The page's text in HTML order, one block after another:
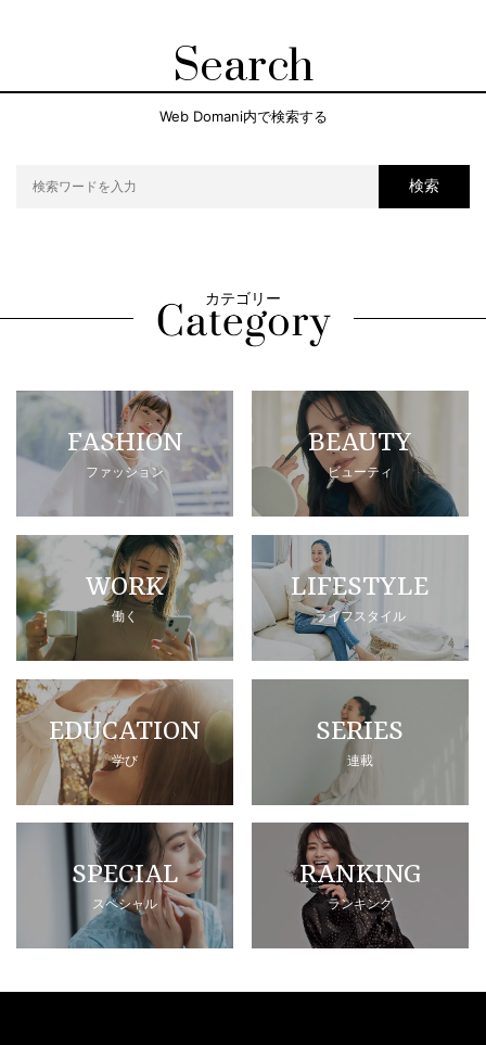
Search
Web Domani内で検索する
検索
カテゴリー
FASHION
ファッション
BEAUTY
ビューティ
WORK
働く
LIFESTYLE
ライフスタイル
EDUCATION
学び
SERIES
連載
SPECIAL
スペシャル
RANKING
ランキング